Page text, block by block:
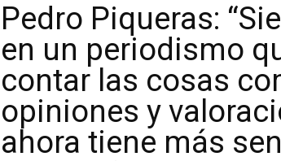
Pedro Piqueras:
en un periodismo
contar las cosas
opiniones y
ahora tiene más